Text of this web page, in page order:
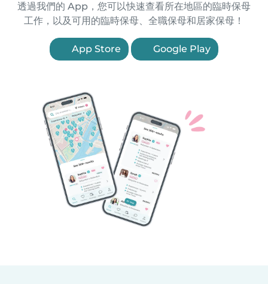
透過我們的 App，您可以快速查看所在地區的臨時保母
工作，以及可用的臨時保母、全職保母和居家保母！
App Store Google Play